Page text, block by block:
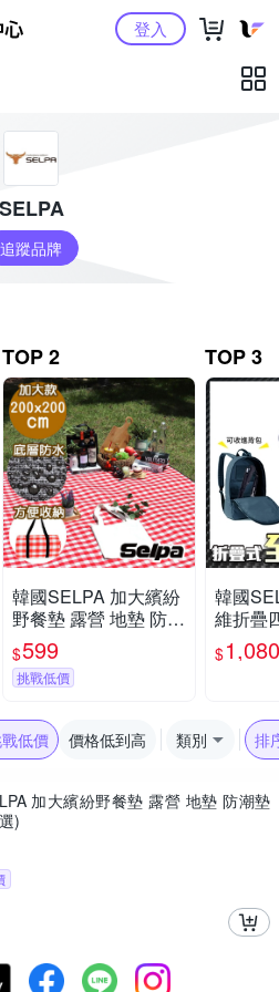
Yahoo購物中心登入
SELPA
追蹤品牌
TOP 2
韓國SELPA 加大繽紛
野餐墊 露營 地墊 防潮
墊(三色任選)
$599
挑戰低價
TOP 3
韓國
維折疊
登山
色任選)
$1,080
低價 價格低到高 類別 排
加大繽紛野餐墊 露營 地墊 防潮墊
)